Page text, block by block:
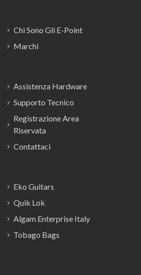
Chi Sono Gli E-Point
Marchi
Assistenza Hardware
Supporto Tecnico
Registrazione Area
Riservata
Contattaci
Eko Guitars
Quik Lok
Algam Enterprise Italy
Tobago Bags